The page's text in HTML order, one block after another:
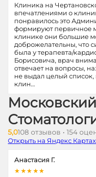
Клиника на
впечатлениями о
понравилось это
формируют первичное
клинике они большие
доброжелательны, что
была у терапевта/
Борисовича, врач
отвечает на вопросы,
не выдал целый список,
клин…
5,0108 отзывов • 154
Открыть на Яндекс Картах
Анастасия Г.
★★★★★